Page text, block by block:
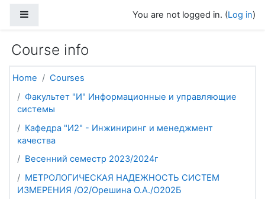
You are not logged in. (Log in)
Course info
Home
Courses
Факультет "И" Информационные и управляющие
системы
Кафедра "И2" - Инжиниринг и менеджмент
качества
Весенний семестр 2023/2024г
МЕТРОЛОГИЧЕСКАЯ НАДЕЖНОСТЬ СИСТЕМ
ИЗМЕРЕНИЯ /О2/Орешина О.А./О202Б